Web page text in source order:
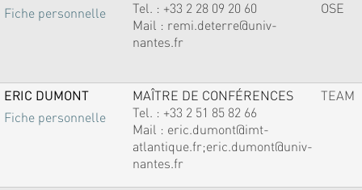
Fiche personnelle Tel. : +33 2 28 09 20 60
Mail : remi.deterre@univ-
nantes.fr
OSE
ERIC DUMONT
Fiche personnelle
MAÎTRE DE CONFÉRENCES
Tel. : +33 2 51 85 82 66
Mail : eric.dumont@imt-
atlantique.fr;eric.dumont@univ-
nantes.fr
TEAM